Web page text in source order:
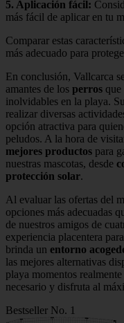
5. Aplicación fácil :
más fácil de aplicar en tu
Comparar estas
más adecuado para
En conclusión, Vallcarca
amantes de los perros que
inolvidables en la playa. Su
realizar diversas
opción atractiva para
peludos. A la hora de
mejores productos para
nuestras mascotas, desde
protección solar.
Al evaluar las ofertas del
opciones más adecuadas
de nuestros amigos de
experiencia placentera
brinda un entorno
las mejores alternativas
playa momentos
necesario y disfruta al
Bestseller No. 1